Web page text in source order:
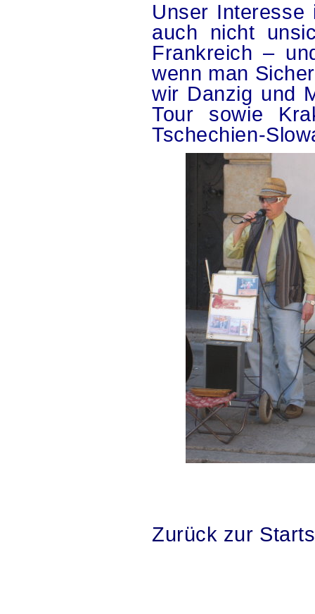
Unser
auch nicht
Frankreich –
wenn man
wir Danzig und
Tour sowie
Tschechien-
Zurück zur